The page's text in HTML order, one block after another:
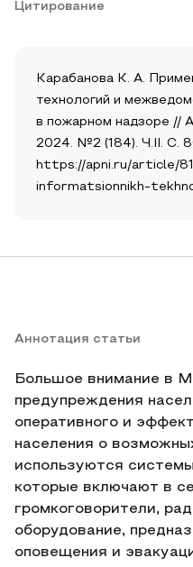
Цитирование
Карабанова К. А.
технологий и
в пожарном надзоре //
2024. №2 (184). Ч.II. С.
https://apni.ru/article/
informatsionnikh-
Аннотация статьи
Большое внимание в
предупреждения
оперативного и
населения о
используются
которые включают в
громкоговорители,
оборудование,
оповещения и